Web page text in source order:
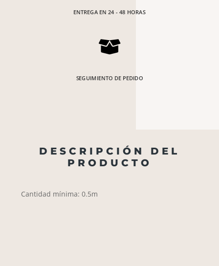
ENTREGA EN 24 - 48 HORAS

SEGUIMIENTO DE PEDIDO
DESCRIPCIÓN DEL
PRODUCTO
Cantidad mínima: 0.5m